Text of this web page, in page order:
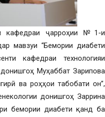
кафедраи ҷарроҳии №1-и
мавзуи “Бемории диабети
кафедраи технологияи
Муҳаббат Зарипова
ва роҳҳои табобати он”,
донишгоҳ Заррина
бемории диабети қанд ба